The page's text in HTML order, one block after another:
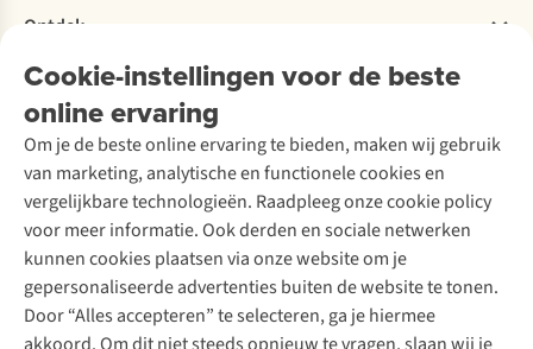
Cookie-instellingen voor de beste
online ervaring
Om je de beste online ervaring te bieden, maken wij gebruik
van marketing, analytische en functionele cookies en
vergelijkbare technologieën. Raadpleeg onze cookie policy
voor meer informatie. Ook derden en sociale netwerken
kunnen cookies plaatsen via onze website om je
gepersonaliseerde advertenties buiten de website te tonen.
Door “Alles accepteren” te selecteren, ga je hiermee
Bestelling herroepen
Garantie
Contact
Over Ayacucho
Onze winkels
Over A.S.Adventure
Toegankelijkheidsverklaring
Ski-onderhoud
Wasservice
Schoenonderhoud
Schoenherstelling
Kledingherstelling
Retouches
Voor bedrijven
Ontdek
A.S.Magazine
Podcast
Explore Academy
Explore Camp
Gear Check
Inspiratie & advies
Meld je aan voor de nieuwsbrief
Follow us